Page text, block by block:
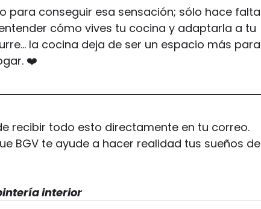
para conseguir esa sensación; sólo hace falta
cómo vives tu cocina y adaptarla a tu
la cocina deja de ser un espacio más para
❤️
recibir todo esto directamente en tu correo.
BGV te ayude a hacer realidad tus sueños de
interior